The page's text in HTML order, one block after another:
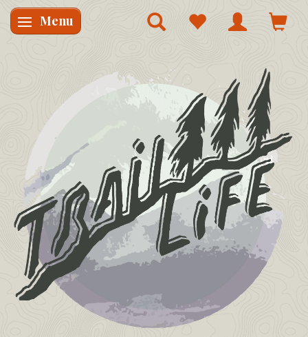
Skifte navigation
Menu